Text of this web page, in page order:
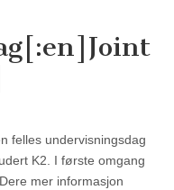
felles undervisningsdag
K2. I første omgang
mer informasjon